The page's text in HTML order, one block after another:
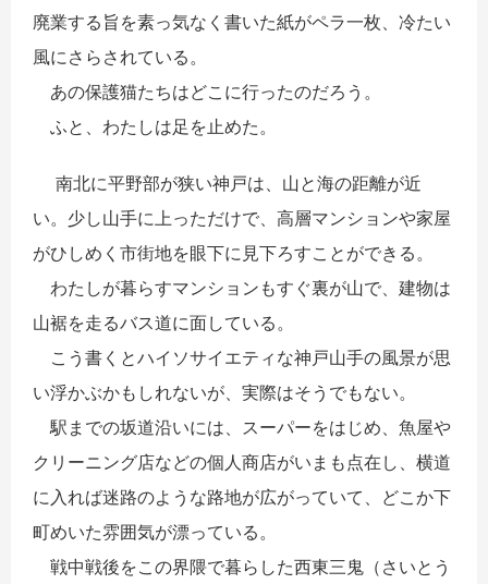
廃業する旨を素っ気なく書いた紙がペラ一枚、冷たい
風にさらされている。
あの保護猫たちはどこに行ったのだろう。
ふと、わたしは足を止めた。
南北に平野部が狭い神戸は、山と海の距離が近
い。少し山手に上っただけで、高層マンションや家屋
がひしめく市街地を眼下に見下ろすことができる。
わたしが暮らすマンションもすぐ裏が山で、建物は
山裾を走るバス道に面している。
こう書くとハイソサイエティな神戸山手の風景が思
い浮かぶかもしれないが、実際はそうでもない。
駅までの坂道沿いには、スーパーをはじめ、魚屋や
クリーニング店などの個人商店がいまも点在し、横道
に入れば迷路のような路地が広がっていて、どこか下
町めいた雰囲気が漂っている。
戦中戦後をこの界隈で暮らした西東三鬼 （さいとう